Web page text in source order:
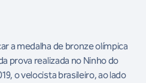
a medalha de bronze olímpica
prova realizada no Ninho do
o velocista brasileiro, ao lado